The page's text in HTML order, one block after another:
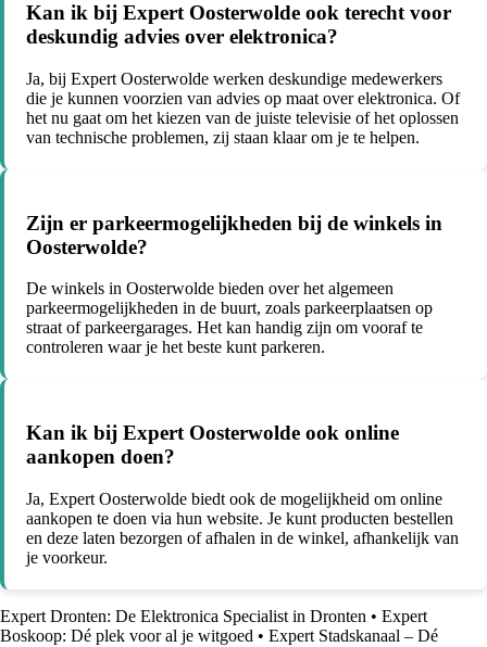
Kan ik bij Expert Oosterwolde ook terecht voor
deskundig advies over elektronica?
Ja, bij Expert Oosterwolde werken deskundige medewerkers
die je kunnen voorzien van advies op maat over elektronica. Of
het nu gaat om het kiezen van de juiste televisie of het oplossen
van technische problemen, zij staan klaar om je te helpen.
Zijn er parkeermogelijkheden bij de winkels in
Oosterwolde?
De winkels in Oosterwolde bieden over het algemeen
parkeermogelijkheden in de buurt, zoals parkeerplaatsen op
straat of parkeergarages. Het kan handig zijn om vooraf te
controleren waar je het beste kunt parkeren.
Kan ik bij Expert Oosterwolde ook online
aankopen doen?
Ja, Expert Oosterwolde biedt ook de mogelijkheid om online
aankopen te doen via hun website. Je kunt producten bestellen
en deze laten bezorgen of afhalen in de winkel, afhankelijk van
je voorkeur.
Expert Dronten: De Elektronica Specialist in Dronten • Expert
Boskoop: Dé plek voor al je witgoed • Expert Stadskanaal – Dé